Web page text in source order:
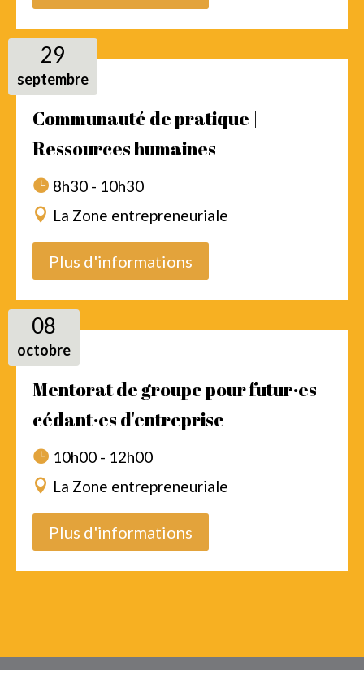
29
septembre
Communauté de pratique |
Ressources humaines
8h30 - 10h30
La Zone entrepreneuriale
Plus d'informations
08
octobre
Mentorat de groupe pour futur·es
cédant·es d'entreprise
10h00 - 12h00
La Zone entrepreneuriale
Plus d'informations